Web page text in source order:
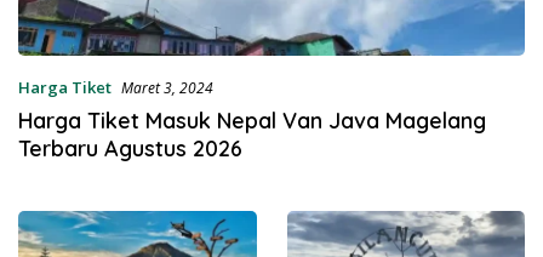
Harga Tiket Maret 3, 2024
Harga Tiket Masuk Nepal Van Java Magelang
Terbaru Agustus 2026